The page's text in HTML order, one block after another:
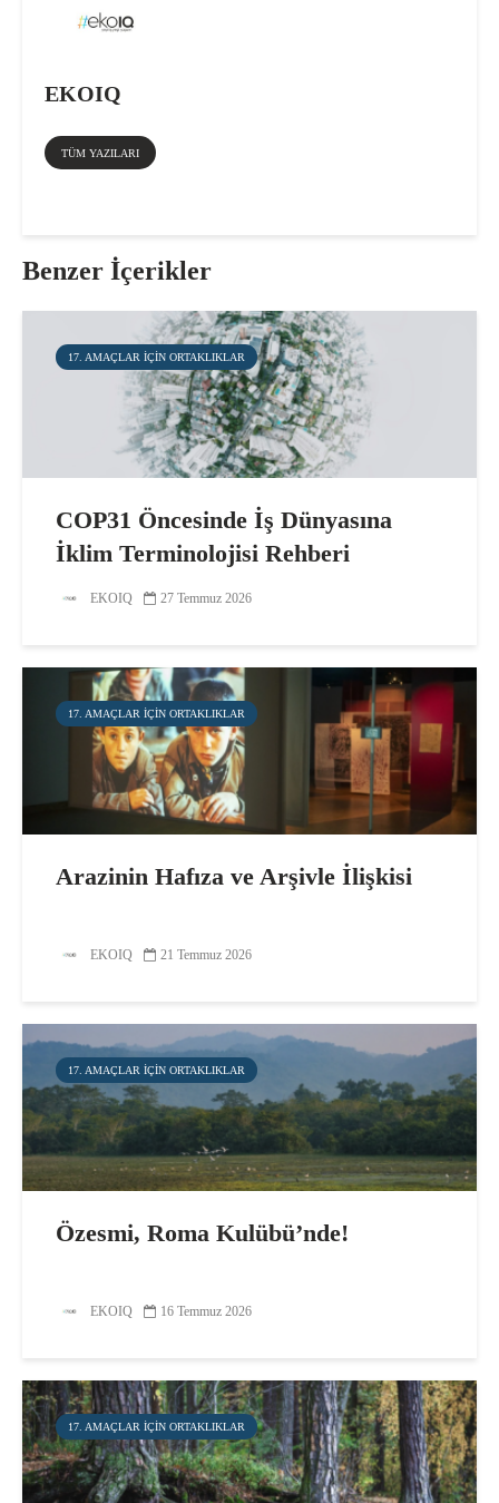
EKOIQ
TÜM YAZILARI
Benzer İçerikler
17. AMAÇLAR IÇIN ORTAKLIKLAR
COP31 Öncesinde İş Dünyasına
İklim Terminolojisi Rehberi
EKOIQ 27 Temmuz 2026
17. AMAÇLAR IÇIN ORTAKLIKLAR
Arazinin Hafıza ve Arşivle İlişkisi
EKOIQ 21 Temmuz 2026
17. AMAÇLAR IÇIN ORTAKLIKLAR
Özesmi, Roma Kulübü’nde!
EKOIQ 16 Temmuz 2026
17. AMAÇLAR IÇIN ORTAKLIKLAR